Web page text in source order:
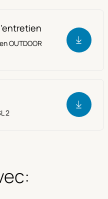
OUTDOOR
2